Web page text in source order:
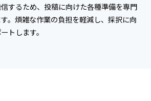
するため、投稿に向けた各種準備を専門
。煩雑な作業の負担を軽減し、採択に向
トします。